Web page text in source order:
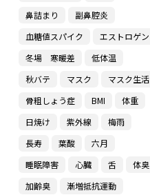
鼻詰まり
副鼻腔炎
血糖値スパイク
エストロゲン
冬場 寒暖差
低体温
秋バテ
マスク
マスク生活
骨粗しょう症
BMI
体重
日焼け
紫外線
梅雨
長寿
葉酸
六月
睡眠障害
心臓 舌
体臭
加齢臭
漸増抵抗運動